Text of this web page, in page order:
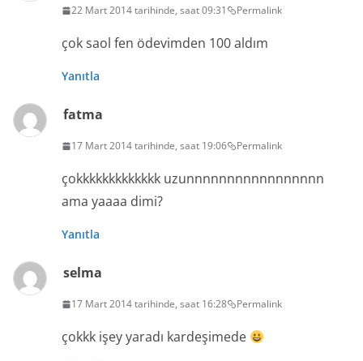
22 Mart 2014 tarihinde, saat 09:31 Permalink
çok saol fen ödevimden 100 aldım
Yanıtla
fatma
17 Mart 2014 tarihinde, saat 19:06 Permalink
çokkkkkkkkkkkkk uzunnnnnnnnnnnnnnnnn
ama yaaaa dimi?
Yanıtla
selma
17 Mart 2014 tarihinde, saat 16:28 Permalink
çokkk işey yaradı kardeşimede